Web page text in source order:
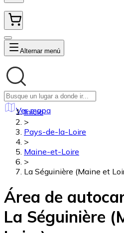
Alternar menú
Ver mapa
Inicio
>
Pays-de-la-Loire
>
Maine-et-Loire
>
La Séguinière (Maine et
Área de
La Séguinière